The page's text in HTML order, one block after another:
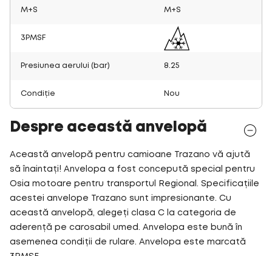
M+S M+S
3PMSF
Presiunea aerului (bar) 8.25
Condiție Nou
Despre această anvelopă
Această anvelopă pentru camioane Trazano vă ajută
să înaintați! Anvelopa a fost concepută special pentru
Osia motoare pentru transportul Regional. Specificațiile
acestei anvelope Trazano sunt impresionante. Cu
această anvelopă, alegeți clasa C la categoria de
aderență pe carosabil umed. Anvelopa este bună în
asemenea condiții de rulare. Anvelopa este marcată